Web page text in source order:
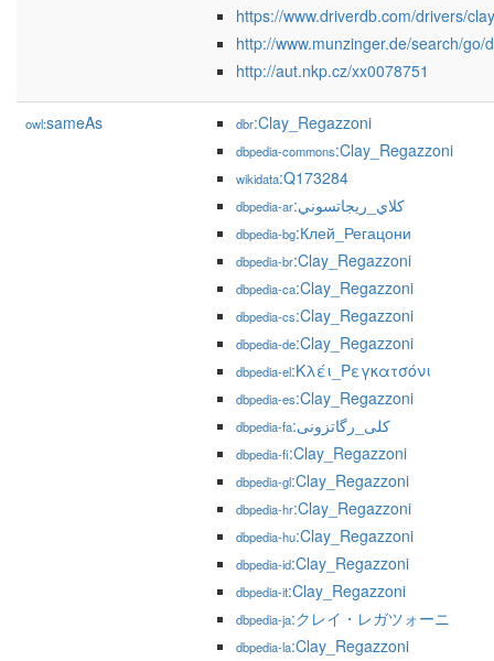
https://www.driverdb.com/drivers/
http://www.munzinger.de/search/
http://aut.nkp.cz/xx0078751
owl:sameAs dbr:Clay_Regazzoni
dbpedia-commons:Clay_Regazzoni
wikidata:Q173284
dbpedia-ar :كلاي_ريجاتسوني
dbpedia-bg:Клей_Регацони
dbpedia-br:Clay_Regazzoni
dbpedia-ca:Clay_Regazzoni
dbpedia-cs:Clay_Regazzoni
dbpedia-de:Clay_Regazzoni
dbpedia-el:Κλέι_Ρεγκατσόνι
dbpedia-es:Clay_Regazzoni
dbpedia-fa :کلی_رگاتزونی
dbpedia-fi:Clay_Regazzoni
dbpedia-gl:Clay_Regazzoni
dbpedia-hr:Clay_Regazzoni
dbpedia-hu:Clay_Regazzoni
dbpedia-id:Clay_Regazzoni
dbpedia-it:Clay_Regazzoni
dbpedia-ja:クレイ・レガツォーニ
dbpedia-la:Clay_Regazzoni